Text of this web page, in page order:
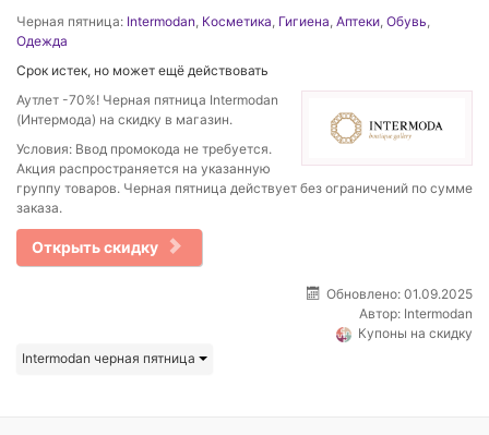
Черная пятница: Intermodan, Косметика, Гигиена, Аптеки, Обувь,
Одежда
Срок истек, но может ещё действовать
Аутлет -70%! Черная пятница Intermodan
(Интермода) на скидку в магазин.
Условия: Ввод промокода не требуется.
Акция распространяется на указанную
группу товаров. Черная пятница действует без ограничений по сумме
заказа.
Открыть скидку
Обновлено: 01.09.2025
Автор: Intermodan
Купоны на скидку
Intermodan черная пятница